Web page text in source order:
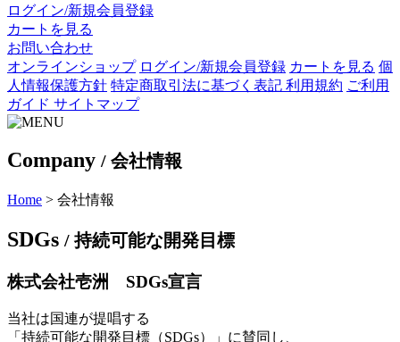
ログイン/新規会員登録
カートを見る
お問い合わせ
オンラインショップ ログイン/新規会員登録 カートを見る 個
人情報保護方針 特定商取引法に基づく表記 利用規約 ご利用
ガイド サイトマップ
Company / 会社情報
Home > 会社情報
SDGs / 持続可能な開発目標
株式会社壱洲 SDGs宣言
当社は国連が提唱する
「持続可能な開発目標（SDGs）」に賛同し、